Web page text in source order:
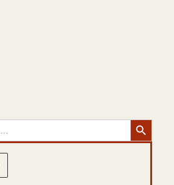
Search Button